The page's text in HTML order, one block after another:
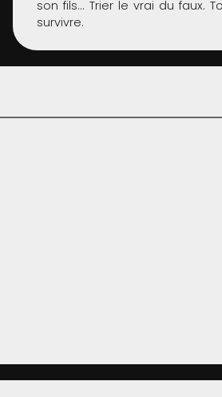
son fils... Trier le vrai du faux.
survivre.